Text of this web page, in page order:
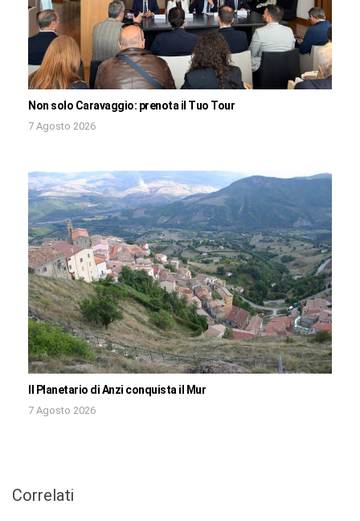
Non solo Caravaggio: prenota il Tuo Tour
7 Agosto 2026
Il Planetario di Anzi conquista il Mur
7 Agosto 2026
Correlati